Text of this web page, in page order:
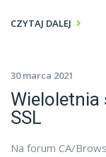
CZYTAJ DALEJ
30 marca 2021
SSL
Na forum CA/